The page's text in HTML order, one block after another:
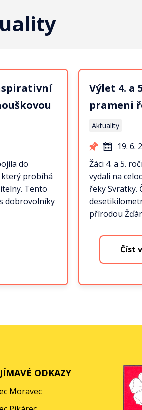
do
probíhá
Tento
dobrovolníky
Výlet 4. a
prameni
Aktuality
19. 6.
Žáci 4. a 5.
vydali na
řeky Svratky.
přírodou
Číst
ODKAZY
Moravec